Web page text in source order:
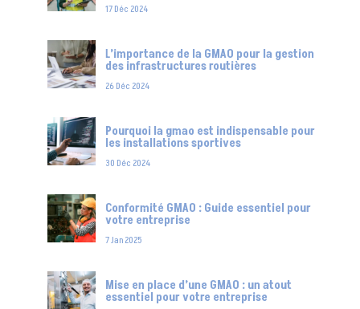
17 Déc 2024
L’importance de la GMAO pour la gestion
des infrastructures routières
26 Déc 2024
Pourquoi la gmao est indispensable pour
les installations sportives
30 Déc 2024
Conformité GMAO : Guide essentiel pour
votre entreprise
7 Jan 2025
Mise en place d’une GMAO : un atout
essentiel pour votre entreprise